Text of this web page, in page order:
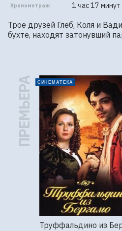
Хронометраж 1 час 17 минут
Трое друзей Глеб, Коля и
бухте, находят затонувший
ПРЕМЬЕРА СИНЕМАТЕКА